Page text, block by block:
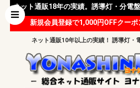
ネット通販18年の実績。誘導灯・分電
ーブル等 様々な資材を取り扱って
新規会員登録で1,000円OFFクーポ
ネット通販10年以上の実績！ 誘導灯・